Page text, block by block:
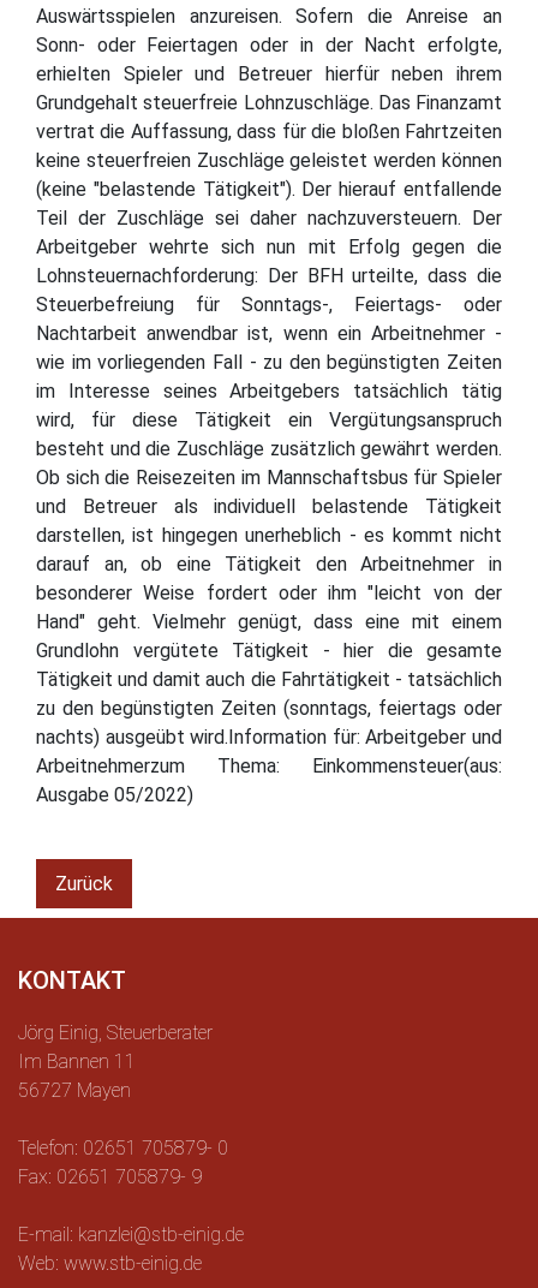
Auswärtsspielen anzureisen. Sofern die Anreise an
Sonn- oder Feiertagen oder in der Nacht erfolgte,
erhielten Spieler und Betreuer hierfür neben ihrem
Grundgehalt steuerfreie Lohnzuschläge. Das Finanzamt
vertrat die Auffassung, dass für die bloßen Fahrtzeiten
keine steuerfreien Zuschläge geleistet werden können
(keine "belastende Tätigkeit"). Der hierauf entfallende
Teil der Zuschläge sei daher nachzuversteuern. Der
Arbeitgeber wehrte sich nun mit Erfolg gegen die
Lohnsteuernachforderung: Der BFH urteilte, dass die
Steuerbefreiung für Sonntags-, Feiertags- oder
Nachtarbeit anwendbar ist, wenn ein Arbeitnehmer -
wie im vorliegenden Fall - zu den begünstigten Zeiten
im Interesse seines Arbeitgebers tatsächlich tätig
wird, für diese Tätigkeit ein Vergütungsanspruch
besteht und die Zuschläge zusätzlich gewährt werden.
Ob sich die Reisezeiten im Mannschaftsbus für Spieler
und Betreuer als individuell belastende Tätigkeit
darstellen, ist hingegen unerheblich - es kommt nicht
darauf an, ob eine Tätigkeit den Arbeitnehmer in
besonderer Weise fordert oder ihm "leicht von der
Hand" geht. Vielmehr genügt, dass eine mit einem
Grundlohn vergütete Tätigkeit - hier die gesamte
Tätigkeit und damit auch die Fahrtätigkeit - tatsächlich
zu den begünstigten Zeiten (sonntags, feiertags oder
nachts) ausgeübt wird.Information für: Arbeitgeber und
Arbeitnehmerzum Thema: Einkommensteuer(aus:
Ausgabe 05/2022)
Zurück
KONTAKT
Jörg Einig, Steuerberater
Im Bannen 11
56727 Mayen
Telefon: 02651 705879- 0
Fax: 02651 705879- 9
E-mail: kanzlei@stb-einig.de
Web: www.stb-einig.de